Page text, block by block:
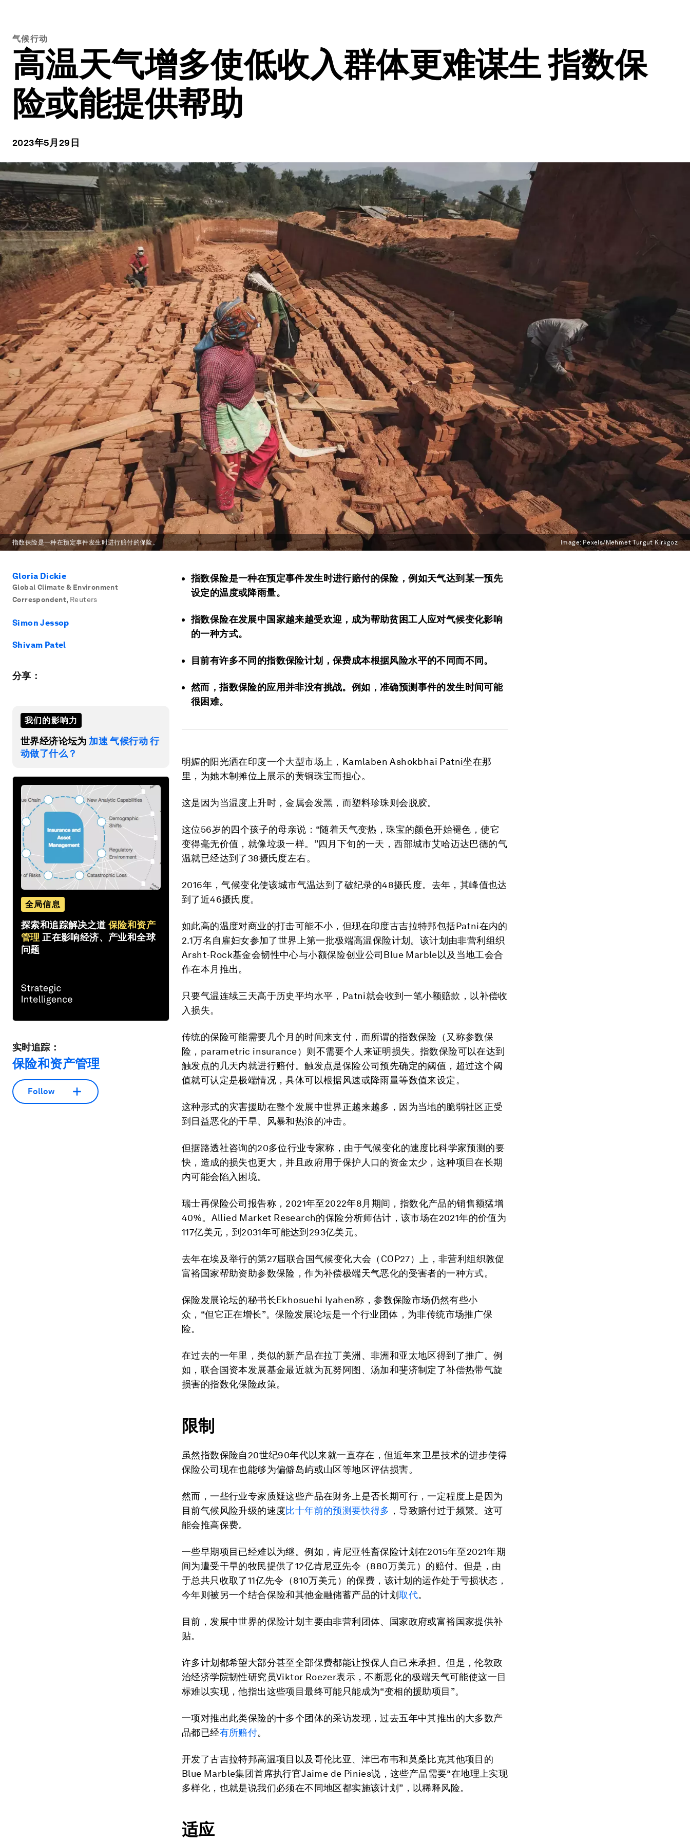
气候行动
高温天气增多使低收入群体更难谋生 指数保
险或能提供帮助
2023年5月29日
指数保险是一种在预定事件发生时进行赔付的保险。 Image: Pexels/Mehmet Turgut Kirkgoz
Gloria Dickie
Global Climate & Environment
Correspondent, Reuters
Simon Jessop
Shivam Patel
分享：
我们的影响力
世界经济论坛为 加速 气候行动 行
动做了什么？
全局信息
探索和追踪解决之道 保险和资产
管理 正在影响经济、产业和全球
问题
实时追踪：
保险和资产管理
Follow
指数保险是一种在预定事件发生时进行赔付的保险，例如天气达到某一预先
设定的温度或降雨量。
指数保险在发展中国家越来越受欢迎，成为帮助贫困工人应对气候变化影响
的一种方式。
目前有许多不同的指数保险计划，保费成本根据风险水平的不同而不同。
然而，指数保险的应用并非没有挑战。例如，准确预测事件的发生时间可能
很困难。
明媚的阳光洒在印度一个大型市场上，Kamlaben Ashokbhai Patni坐在那
里，为她木制摊位上展示的黄铜珠宝而担心。
这是因为当温度上升时，金属会发黑，而塑料珍珠则会脱胶。
这位56岁的四个孩子的母亲说：“随着天气变热，珠宝的颜色开始褪色，使它
变得毫无价值，就像垃圾一样。”四月下旬的一天，西部城市艾哈迈达巴德的气
温就已经达到了38摄氏度左右。
2016年，气候变化使该城市气温达到了破纪录的48摄氏度。去年，其峰值也达
到了近46摄氏度。
如此高的温度对商业的打击可能不小，但现在印度古吉拉特邦包括Patni在内的
2.1万名自雇妇女参加了世界上第一批极端高温保险计划。该计划由非营利组织
Arsht-Rock基金会韧性中心与小额保险创业公司Blue Marble以及当地工会合
作在本月推出。
只要气温连续三天高于历史平均水平，Patni就会收到一笔小额赔款，以补偿收
入损失。
传统的保险可能需要几个月的时间来支付，而所谓的指数保险（又称参数保
险，parametric insurance）则不需要个人来证明损失。指数保险可以在达到
触发点的几天内就进行赔付。触发点是保险公司预先确定的阈值，超过这个阈
值就可认定是极端情况，具体可以根据风速或降雨量等数值来设定。
这种形式的灾害援助在整个发展中世界正越来越多，因为当地的脆弱社区正受
到日益恶化的干旱、风暴和热浪的冲击。
但据路透社咨询的20多位行业专家称，由于气候变化的速度比科学家预测的要
快，造成的损失也更大，并且政府用于保护人口的资金太少，这种项目在长期
内可能会陷入困境。
瑞士再保险公司报告称，2021年至2022年8月期间，指数化产品的销售额猛增
40%。Allied Market Research的保险分析师估计，该市场在2021年的价值为
117亿美元，到2031年可能达到293亿美元。
去年在埃及举行的第27届联合国气候变化大会（COP27）上，非营利组织敦促
富裕国家帮助资助参数保险，作为补偿极端天气恶化的受害者的一种方式。
保险发展论坛的秘书长Ekhosuehi Iyahen称，参数保险市场仍然有些小
众，“但它正在增长”。保险发展论坛是一个行业团体，为非传统市场推广保
险。
在过去的一年里，类似的新产品在拉丁美洲、非洲和亚太地区得到了推广。例
如，联合国资本发展基金最近就为瓦努阿图、汤加和斐济制定了补偿热带气旋
损害的指数化保险政策。
限制
虽然指数保险自20世纪90年代以来就一直存在，但近年来卫星技术的进步使得
保险公司现在也能够为偏僻岛屿或山区等地区评估损害。
然而，一些行业专家质疑这些产品在财务上是否长期可行，一定程度上是因为
目前气候风险升级的速度比十年前的预测要快得多 ，导致赔付过于频繁。这可
能会推高保费。
一些早期项目已经难以为继。例如，肯尼亚牲畜保险计划在2015年至2021年期
间为遭受干旱的牧民提供了12亿肯尼亚先令（880万美元）的赔付。但是，由
于总共只收取了11亿先令（810万美元）的保费，该计划的运作处于亏损状态，
今年则被另一个结合保险和其他金融储蓄产品的计划取代。
目前，发展中世界的保险计划主要由非营利团体、国家政府或富裕国家提供补
贴。
许多计划都希望大部分甚至全部保费都能让投保人自己来承担。但是，伦敦政
治经济学院韧性研究员Viktor Roezer表示，不断恶化的极端天气可能使这一目
标难以实现，他指出这些项目最终可能只能成为“变相的援助项目”。
一项对推出此类保险的十多个团体的采访发现，过去五年中其推出的大多数产
品都已经有所赔付。
开发了古吉拉特邦高温项目以及哥伦比亚、津巴布韦和莫桑比克其他项目的
Blue Marble集团首席执行官Jaime de Pinies说，这些产品需要“在地理上实现
多样化，也就是说我们必须在不同地区都实施该计划”，以稀释风险。
适应